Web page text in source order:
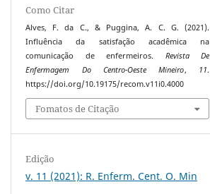
Como Citar
Alves, F. da C., & Puggina, A. C. G. (2021).
Influência da satisfação acadêmica na
comunicação de enfermeiros. Revista De
Enfermagem Do Centro-Oeste Mineiro, 11.
https://doi.org/10.19175/recom.v11i0.4000
Fomatos de Citação
Edição
v. 11 (2021): R. Enferm. Cent. O. Min